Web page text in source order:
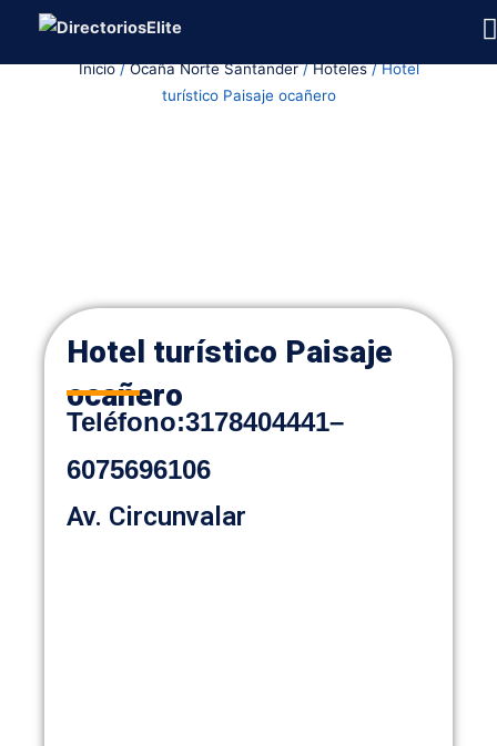
Inicio/Ocaña Norte Santander/Hoteles/ Hotel
turístico Paisaje ocañero
Hotel turístico Paisaje
ocañero
Teléfono:3178404441–
6075696106
Av. Circunvalar